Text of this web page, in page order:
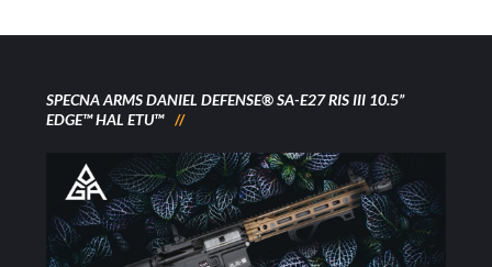
SPECNA ARMS DANIEL DEFENSE® SA-E27 RIS III 10.5”
EDGE™ HAL ETU™